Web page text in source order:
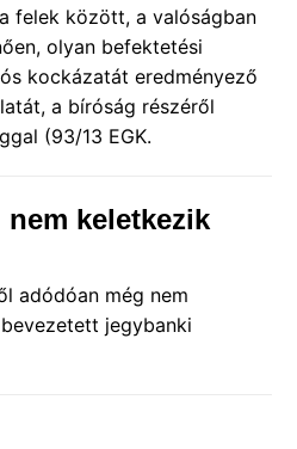
felek között, a valóságban
olyan befektetési
kockázatát eredményező
a bíróság részéről
(93/13 EGK.
keletkezik
adódóan még nem
jegybanki